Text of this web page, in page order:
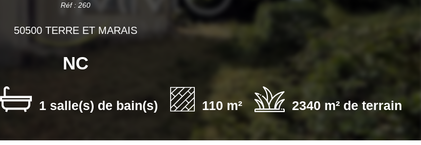
Réf : 260
50500 TERRE ET MARAIS
NC
1 salle(s) de bain(s) 110 m² 2340 m² de terrain